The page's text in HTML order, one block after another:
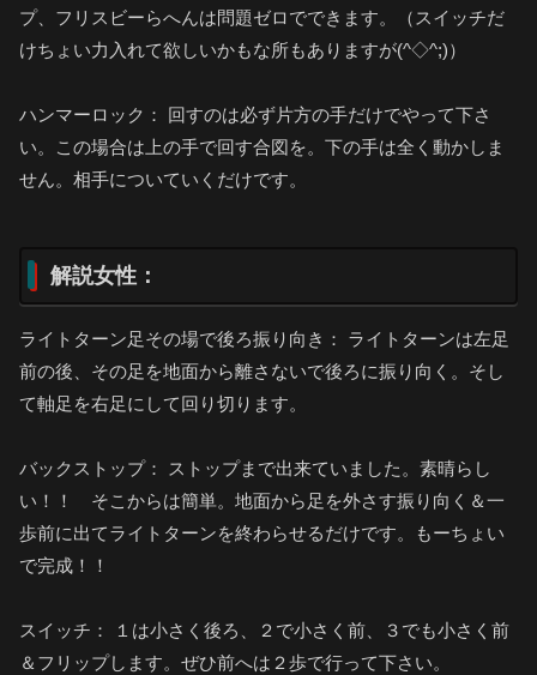
プ、フリスビーらへんは問題ゼロでできます。（スイッチだ
けちょい力入れて欲しいかもな所もありますが(^◇^;)）
ハンマーロック： 回すのは必ず片方の手だけでやって下さ
い。この場合は上の手で回す合図を。下の手は全く動かしま
せん。相手についていくだけです。
解説女性：
ライトターン足その場で後ろ振り向き： ライトターンは左足
前の後、その足を地面から離さないで後ろに振り向く。そし
て軸足を右足にして回り切ります。
バックストップ： ストップまで出来ていました。素晴らし
い！！ そこからは簡単。地面から足を外さす振り向く＆一
歩前に出てライトターンを終わらせるだけです。もーちょい
で完成！！
スイッチ： １は小さく後ろ、２で小さく前、３でも小さく前
＆フリップします。ぜひ前へは２歩で行って下さい。